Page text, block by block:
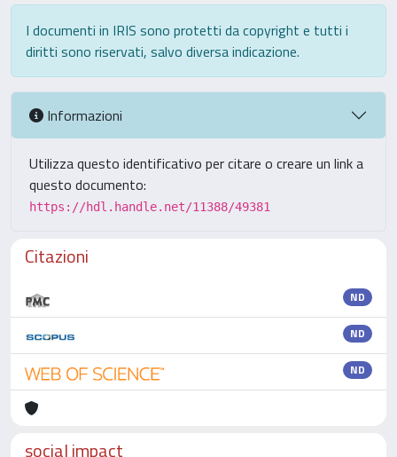
I documenti in IRIS sono protetti da copyright e tutti i
diritti sono riservati, salvo diversa indicazione.
Informazioni
Utilizza questo identificativo per citare o creare un link a
questo documento:
https://hdl.handle.net/11388/49381
Citazioni
ND
ND
ND
social impact